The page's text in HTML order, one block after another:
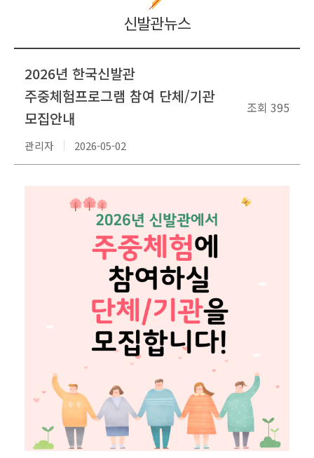
신발관뉴스
2026년 한국신발관
주중체험프로그램 참여 단체/기관
모집안내
조회 395
관리자 2026-05-02